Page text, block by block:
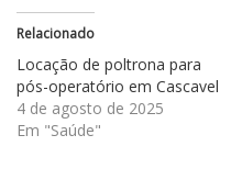
Relacionado
Locação de poltrona para
pós-operatório em Cascavel
4 de agosto de 2025
Em "Saúde"